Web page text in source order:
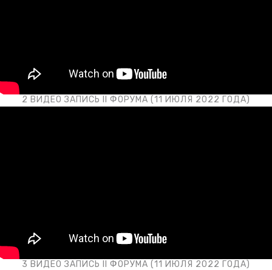
2 ВИДЕО ЗАПИСЬ II ФОРУМА (11 ИЮЛЯ 2022 ГОДА)
3 ВИДЕО ЗАПИСЬ II ФОРУМА (11 ИЮЛЯ 2022 ГОДА)